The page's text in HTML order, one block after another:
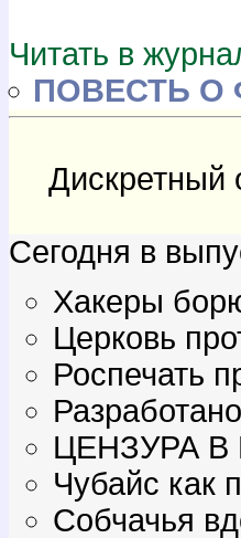
Читать в
ПОВЕСТЬ О
Дискретный
Сегодня в
Хакеры
Церковь
Роспечать
ЦЕНЗУРА
Чубайс как
Собчачья